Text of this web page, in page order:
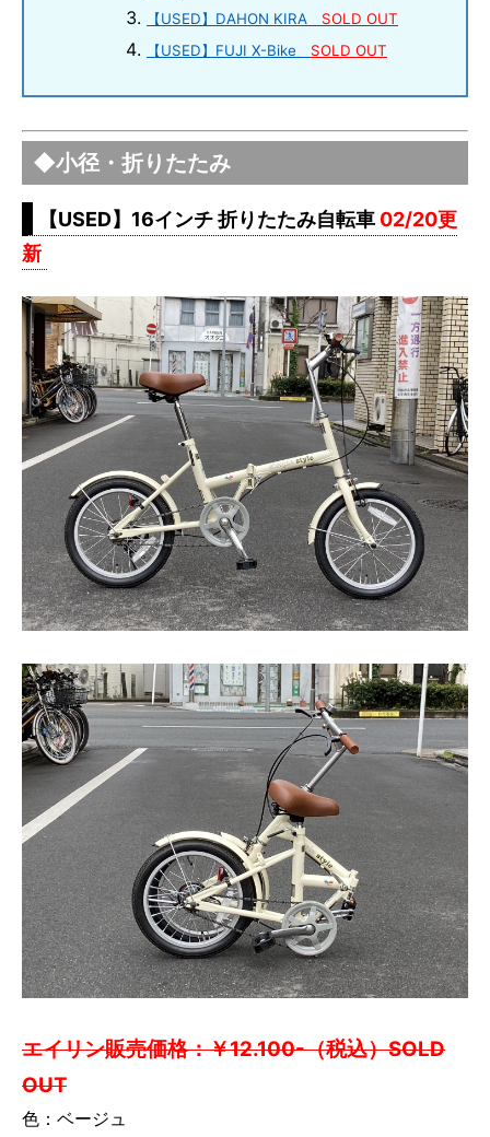
【USED】DAHON KIRA SOLD OUT
【USED】FUJI X-Bike SOLD OUT
◆小径・折りたたみ
【USED】16インチ 折りたたみ自転車 02/20更
新
エイリン販売価格：￥12.100-（税込）SOLD
OUT
色：ベージュ